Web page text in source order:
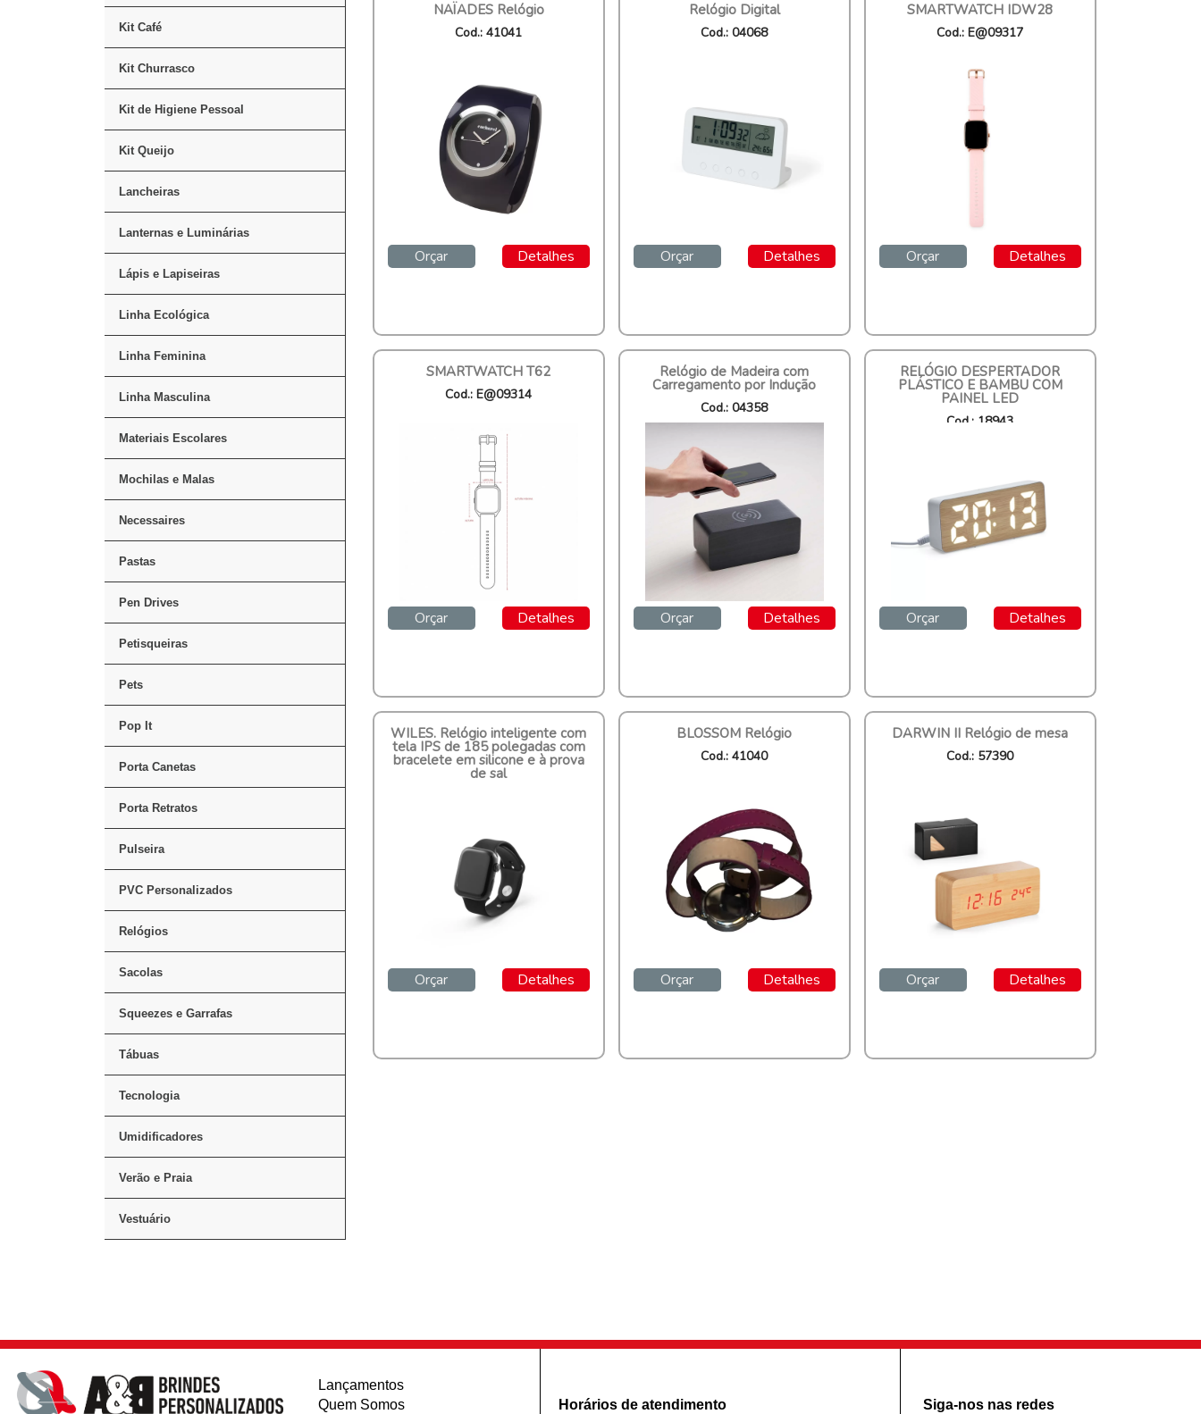
Kit Café
Kit Churrasco
Kit de Higiene Pessoal
Kit Queijo
Lancheiras
Lanternas e Luminárias
Lápis e Lapiseiras
Linha Ecológica
Linha Feminina
Linha Masculina
Materiais Escolares
Mochilas e Malas
Necessaires
Pastas
Pen Drives
Petisqueiras
Pets
Pop It
Porta Canetas
Porta Retratos
Pulseira
PVC Personalizados
Relógios
Sacolas
Squeezes e Garrafas
Tábuas
Tecnologia
Umidificadores
Verão e Praia
Vestuário
NAÏADES Relógio
Cod.: 41041
Orçar Detalhes
Relógio Digital
Cod.: 04068
Orçar Detalhes
SMARTWATCH IDW28
Cod.: E@09317
Orçar Detalhes
SMARTWATCH T62
Cod.: E@09314
Orçar Detalhes
Relógio de Madeira com
Carregamento por Indução
Cod.: 04358
Orçar Detalhes
RELÓGIO DESPERTADOR
PLÁSTICO E BAMBU COM
PAINEL LED
Cod.: 18943
Orçar Detalhes
WILES. Relógio inteligente com
tela IPS de 185 polegadas com
bracelete em silicone e à prova
de sal
Orçar Detalhes
BLOSSOM Relógio
Cod.: 41040
Orçar Detalhes
DARWIN II Relógio de mesa
Cod.: 57390
Orçar Detalhes
Lançamentos
Quem Somos
Horários de atendimento Siga-nos nas redes